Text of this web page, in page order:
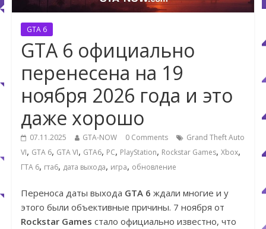
GTA 6
GTA 6 официально
перенесена на 19
ноября 2026 года и это
даже хорошо
07.11.2025 GTA-NOW 0 Comments
Grand Theft Auto
VI, GTA 6, GTA VI, GTA6, PC, PlayStation, Rockstar Games, Xbox,
ГТА 6, гта6, дата выхода, игра, обновление
Переноса даты выхода GTA 6 ждали многие и у
этого были объективные причины. 7 ноября от
Rockstar Games стало официально известно, что